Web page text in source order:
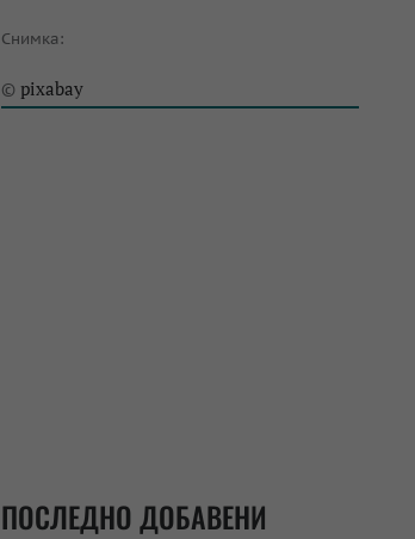
Снимка:
© pixabay
ПОСЛЕДНО ДОБАВЕНИ